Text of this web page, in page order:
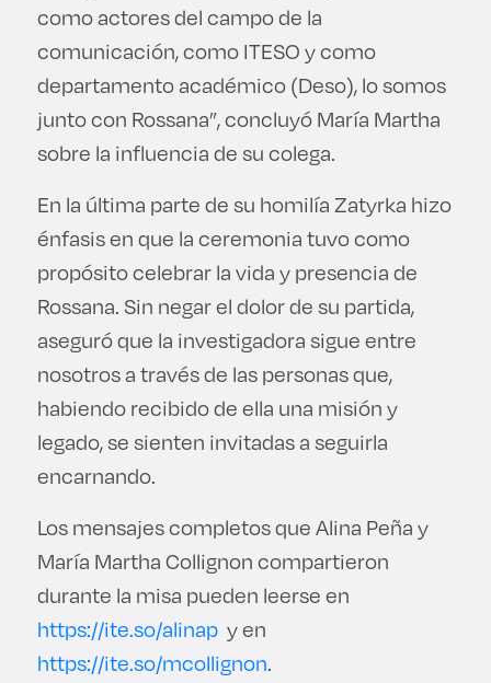
como actores del campo de la
comunicación, como ITESO y como
departamento académico (Deso), lo somos
junto con Rossana”, concluyó María Martha
sobre la influencia de su colega.
En la última parte de su homilía Zatyrka hizo
énfasis en que la ceremonia tuvo como
propósito celebrar la vida y presencia de
Rossana. Sin negar el dolor de su partida,
aseguró que la investigadora sigue entre
nosotros a través de las personas que,
habiendo recibido de ella una misión y
legado, se sienten invitadas a seguirla
encarnando.
Los mensajes completos que Alina Peña y
María Martha Collignon compartieron
durante la misa pueden leerse en
https://ite.so/alinapy en
https://ite.so/mcollignon.